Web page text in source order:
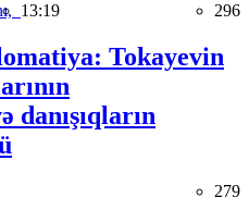
13:19 296
Tokayevin
danışıqların
279